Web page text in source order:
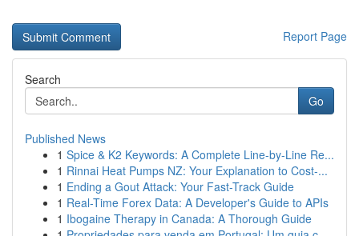
Report Page
Search
Go
Published News
1 Spice & K2 Keywords: A Complete Line-by-Line Re...
1 Rinnai Heat Pumps NZ: Your Explanation to Cost-...
1 Ending a Gout Attack: Your Fast-Track Guide
1 Real-Time Forex Data: A Developer's Guide to APIs
1 Ibogaine Therapy in Canada: A Thorough Guide